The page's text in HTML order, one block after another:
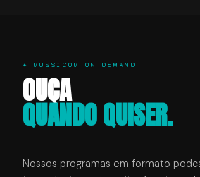
✦ MUSSICOM ON DEMAND
OUÇA
QUANDO QUISER.
Nossos programas em formato